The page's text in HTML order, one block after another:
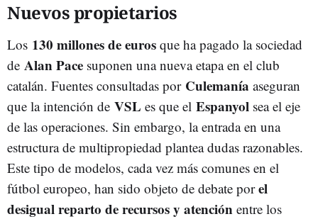
Nuevos propietarios
Los 130 millones de euros que ha pagado la sociedad
de Alan Pace suponen una nueva etapa en el club
catalán. Fuentes consultadas por Culemanía aseguran
que la intención de VSL es que el Espanyol sea el eje
de las operaciones. Sin embargo, la entrada en una
estructura de multipropiedad plantea dudas razonables.
Este tipo de modelos, cada vez más comunes en el
fútbol europeo, han sido objeto de debate porel
desigual reparto de recursos y atención entre los